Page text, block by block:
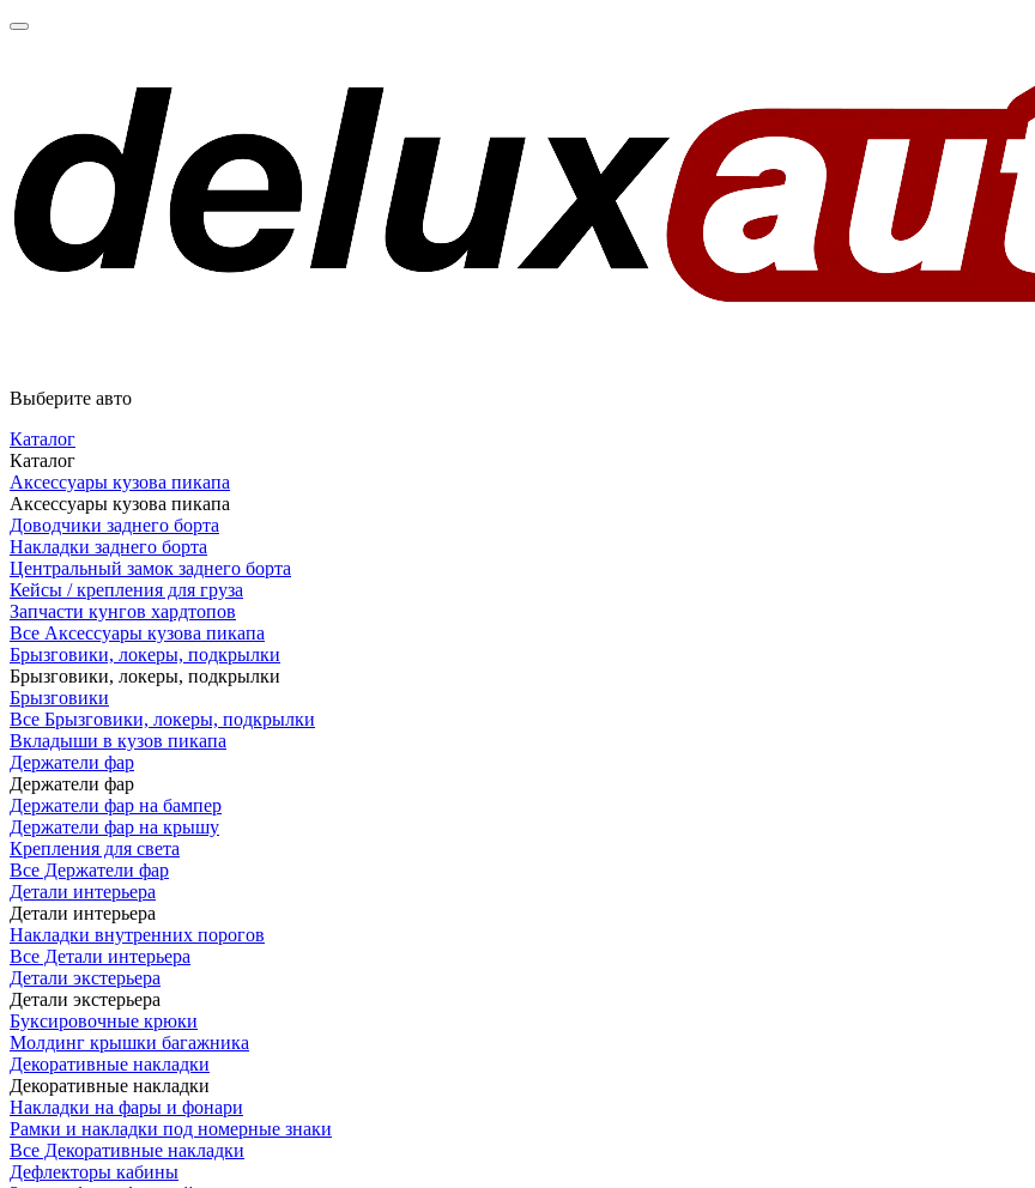
Выберите авто
Каталог
Каталог
Аксессуары кузова пикапа
Аксессуары кузова пикапа
Доводчики заднего борта
Накладки заднего борта
Центральный замок заднего борта
Кейсы / крепления для груза
Запчасти кунгов хардтопов
Все Аксессуары кузова пикапа
Брызговики, локеры, подкрылки
Брызговики, локеры, подкрылки
Брызговики
Все Брызговики, локеры, подкрылки
Вкладыши в кузов пикапа
Держатели фар
Держатели фар
Держатели фар на бампер
Держатели фар на крышу
Крепления для света
Все Держатели фар
Детали интерьера
Детали интерьера
Накладки внутренних порогов
Все Детали интерьера
Детали экстерьера
Детали экстерьера
Буксировочные крюки
Молдинг крышки багажника
Декоративные накладки
Декоративные накладки
Накладки на фары и фонари
Рамки и накладки под номерные знаки
Все Декоративные накладки
Дефлекторы кабины